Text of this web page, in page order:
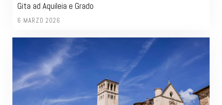
Gita ad Aquileia e Grado
6 MARZO 2026